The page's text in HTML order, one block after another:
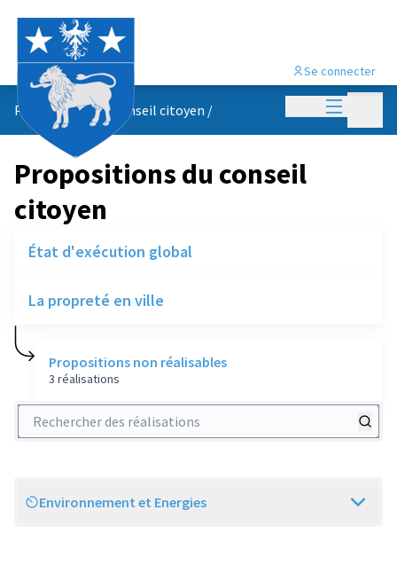
Menu
Se connecter
Propositions du conseil citoyen /
Propositions du conseil
citoyen
État d'exécution global
La propreté en ville
Propositions non réalisables
3 réalisations
Rechercher des réalisations
Scope
Environnement et Energies